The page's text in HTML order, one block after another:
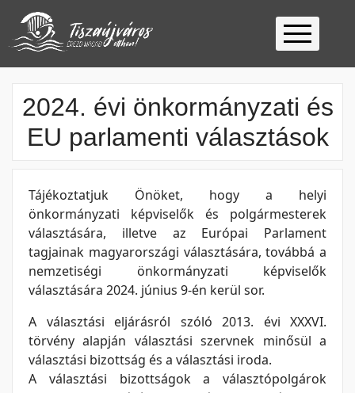
Kezdőlap
Ügyfélfogadás
Ügyintézés
Elérhetőség
Keresés
2024. évi önkormányzati és
EU parlamenti választások
Tájékoztatjuk Önöket, hogy a helyi
önkormányzati képviselők és polgármesterek
választására, illetve az Európai Parlament
tagjainak magyarországi választására, továbbá a
nemzetiségi önkormányzati képviselők
választására 2024. június 9-én kerül sor.
A választási eljárásról szóló 2013. évi XXXVI.
törvény alapján választási szervnek minősül a
választási bizottság és a választási iroda.
A választási bizottságok a választópolgárok